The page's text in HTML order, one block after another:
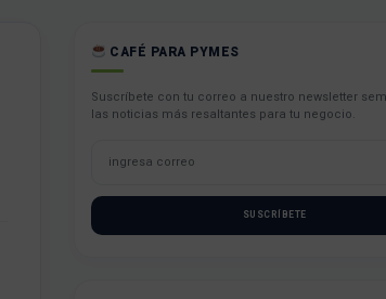
CAFÉ PARA PYMES
Suscríbete con tu correo a nuestro newsletter
las noticias más resaltantes para tu negocio.
SUSCRÍBETE